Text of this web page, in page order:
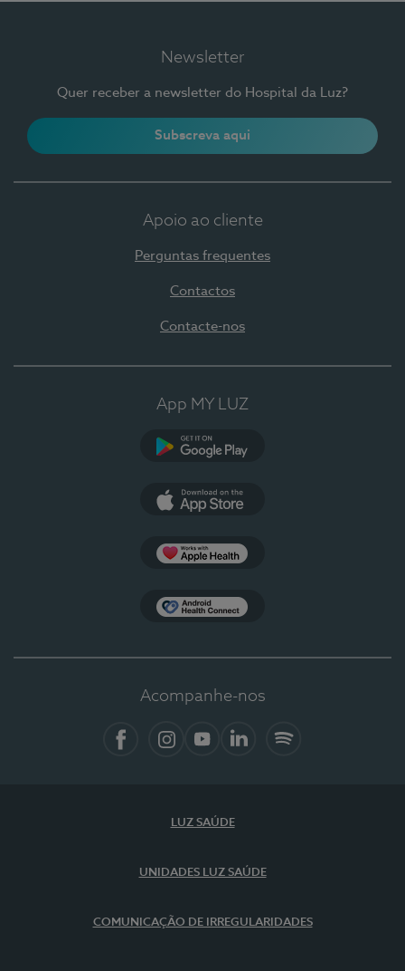
Newsletter
Quer receber a newsletter do Hospital da Luz?
Subscreva aqui
Apoio ao cliente
Perguntas frequentes
Contactos
Contacte-nos
App MY LUZ
Acompanhe-nos
LUZ SAÚDE
UNIDADES LUZ SAÚDE
COMUNICAÇÃO DE IRREGULARIDADES